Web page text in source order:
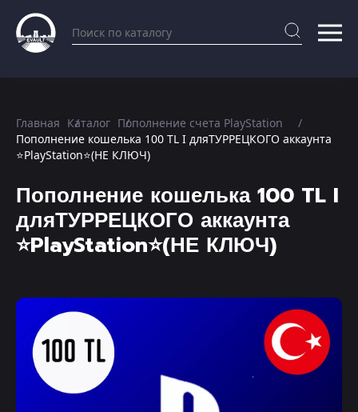
Главная Каталог Пополнение счета PlayStation
Пополнение кошелька 100 TL I дляТУРРЕЦКОГО аккаунта
⭐PlayStation⭐(НЕ КЛЮЧ)
Пополнение кошелька 100 TL I
дляТУРРЕЦКОГО аккаунта
⭐PlayStation⭐(НЕ КЛЮЧ)